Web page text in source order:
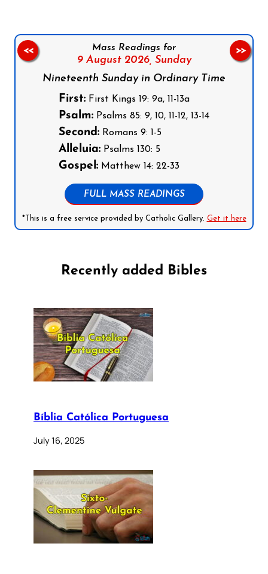
Mass Readings for
9 August 2026, Sunday
Nineteenth Sunday in Ordinary Time
First: First Kings 19: 9a, 11-13a
Psalm: Psalms 85: 9, 10, 11-12, 13-14
Second: Romans 9: 1-5
Alleluia: Psalms 130: 5
Gospel: Matthew 14: 22-33
FULL MASS READINGS
*This is a free service provided by Catholic Gallery. Get it here
<< >>
Recently added Bibles
Bíblia Católica Portuguesa
July 16, 2025